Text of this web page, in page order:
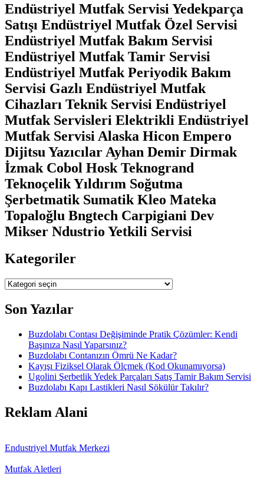
Endüstriyel Mutfak Servisi Yedekparça
Satışı Endüstriyel Mutfak Özel Servisi
Endüstriyel Mutfak Bakım Servisi
Endüstriyel Mutfak Tamir Servisi
Endüstriyel Mutfak Periyodik Bakım
Servisi Gazlı Endüstriyel Mutfak
Cihazları Teknik Servisi Endüstriyel
Mutfak Servisleri Elektrikli Endüstriyel
Mutfak Servisi Alaska Hicon Empero
Dijitsu Yazıcılar Ayhan Demir Dirmak
İzmak Cobol Hosk Teknogrand
Teknoçelik Yıldırım Soğutma
Şerbetmatik Sumatik Kleo Mateka
Topaloğlu Bngtech Carpigiani Dev
Mikser Ndustrio Yetkili Servisi
Kategoriler
Kategoriler
Son Yazılar
Buzdolabı Contası Değişiminde Pratik Çözümler: Kendi
Başınıza Nasıl Yaparsınız?
Buzdolabı Contanızın Ömrü Ne Kadar?
Kayışı Fiziksel Olarak Ölçmek (Kod Okunamıyorsa)
Ugolini Şerbetlik Yedek Parçaları Satış Tamir Bakım Servisi
Buzdolabı Kapı Lastikleri Nasıl Sökülür Takılır?
Reklam Alani
Endustriyel Mutfak Merkezi
Mutfak Aletleri